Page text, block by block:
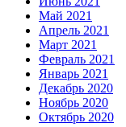
Май 2021
Апрель 2021
Март 2021
Февраль 2021
Январь 2021
Декабрь 2020
Ноябрь 2020
Октябрь 2020